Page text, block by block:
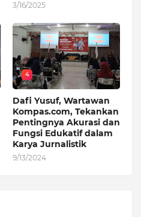
3/16/2025
4
Dafi Yusuf, Wartawan
Kompas.com, Tekankan
Pentingnya Akurasi dan
Fungsi Edukatif dalam
Karya Jurnalistik
9/13/2024